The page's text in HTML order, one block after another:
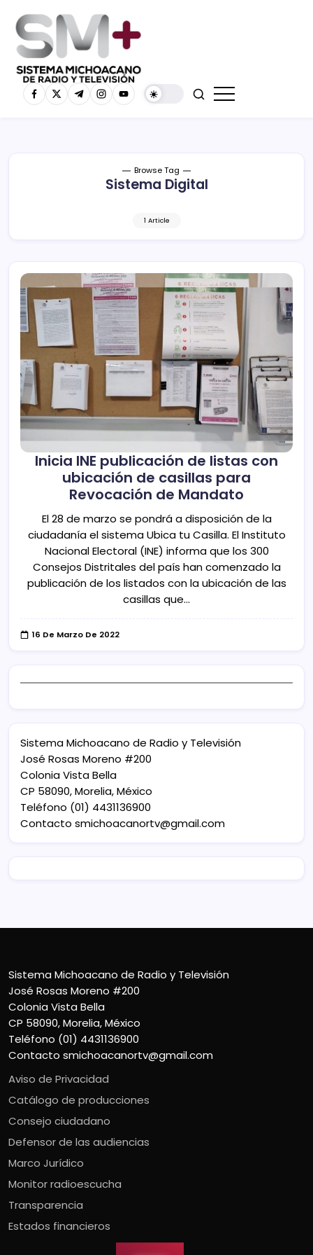
Browse Tag
Sistema Digital
1 Article
Inicia INE publicación de listas con
ubicación de casillas para
Revocación de Mandato
El 28 de marzo se pondrá a disposición de la
ciudadanía el sistema Ubica tu Casilla. El Instituto
Nacional Electoral (INE) informa que los 300
Consejos Distritales del país han comenzado la
publicación de los listados con la ubicación de las
casillas que…
16 De Marzo De 2022
Sistema Michoacano de Radio y Televisión
José Rosas Moreno #200
Colonia Vista Bella
CP 58090, Morelia, México
Teléfono (01) 4431136900
Contacto smichoacanortv@gmail.com
Sistema Michoacano de Radio y Televisión
José Rosas Moreno #200
Colonia Vista Bella
CP 58090, Morelia, México
Teléfono (01) 4431136900
Contacto smichoacanortv@gmail.com
Aviso de Privacidad
Catálogo de producciones
Consejo ciudadano
Defensor de las audiencias
Marco Jurídico
Monitor radioescucha
Transparencia
Estados financieros